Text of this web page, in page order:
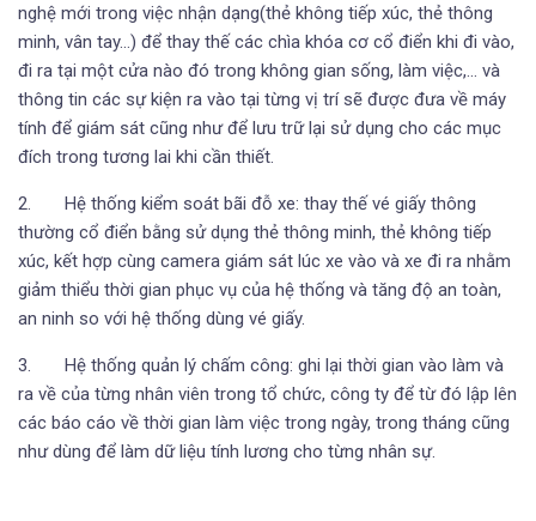
nghệ mới trong việc nhận dạng(thẻ không tiếp xúc, thẻ thông
minh, vân tay…) để thay thế các chìa khóa cơ cổ điển khi đi vào,
đi ra tại một cửa nào đó trong không gian sống, làm việc,… và
thông tin các sự kiện ra vào tại từng vị trí sẽ được đưa về máy
tính để giám sát cũng như để lưu trữ lại sử dụng cho các mục
đích trong tương lai khi cần thiết.
2. Hệ thống kiểm soát bãi đỗ xe: thay thế vé giấy thông
thường cổ điển bằng sử dụng thẻ thông minh, thẻ không tiếp
xúc, kết hợp cùng camera giám sát lúc xe vào và xe đi ra nhằm
giảm thiểu thời gian phục vụ của hệ thống và tăng độ an toàn,
an ninh so với hệ thống dùng vé giấy.
3. Hệ thống quản lý chấm công: ghi lại thời gian vào làm và
ra về của từng nhân viên trong tổ chức, công ty để từ đó lập lên
các báo cáo về thời gian làm việc trong ngày, trong tháng cũng
như dùng để làm dữ liệu tính lương cho từng nhân sự.